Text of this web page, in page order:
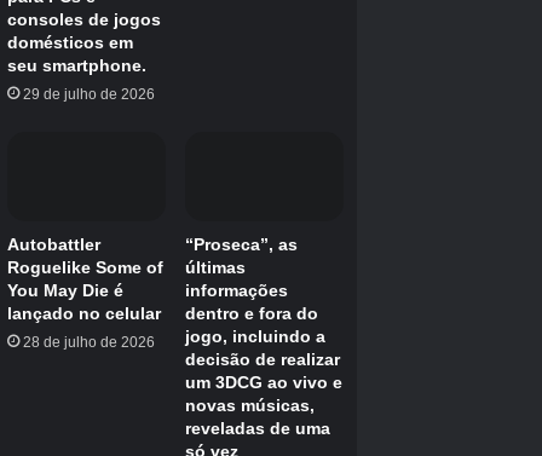
se destacará na sua coleção.
Infelizmente, o design brilhante do Grapploct é
um pouco impressionante. Não que não pareça
brilhante e branco. Embora isso faça com que
o Grapploct brilhante pareça banhado no
sangue de seus inimigos (sempre legal), ele
simplesmente não se destaca muito para mim
em comparação com sua forma anterior. Talvez
se o vermelho fosse mais escuro…